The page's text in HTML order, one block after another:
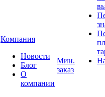
Компания
Новости
Блог
О
компании
Мин.
заказ